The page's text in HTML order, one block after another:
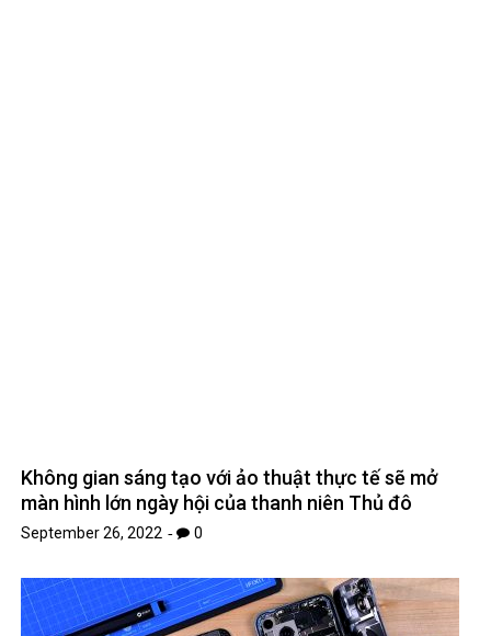
Không gian sáng tạo với ảo thuật thực tế sẽ mở
màn hình lớn ngày hội của thanh niên Thủ đô
September 26, 2022 0